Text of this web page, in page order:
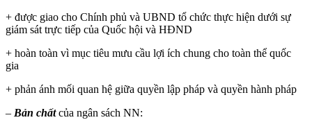
+ được giao cho Chính phủ và UBND tổ chức thực hiện dưới sự
giám sát trực tiếp của Quốc hội và HĐND
+ hoàn toàn vì mục tiêu mưu cầu lợi ích chung cho toàn thể quốc
gia
+ phản ánh mối quan hệ giữa quyền lập pháp và quyền hành pháp
– Bản chấtcủa ngân sách NN: